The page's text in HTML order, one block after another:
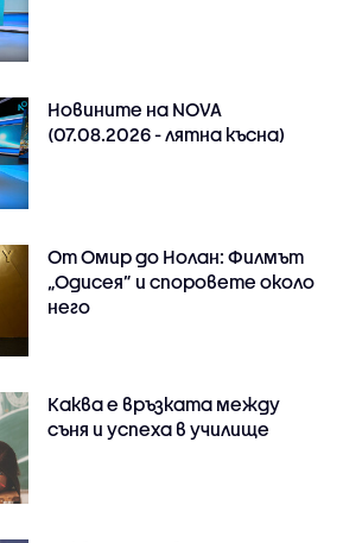
Новините на NOVA
(07.08.2026 - лятна късна)
От Омир до Нолан: Филмът
„Одисея” и споровете около
него
Каква е връзката между
съня и успеха в училище